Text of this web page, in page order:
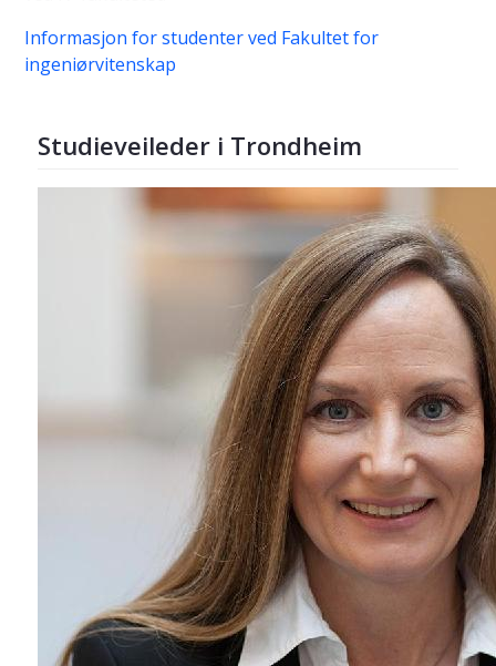
Informasjon for studenter ved Fakultet for
ingeniørvitenskap
Studieveileder i Trondheim